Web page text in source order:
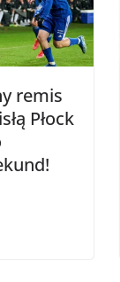
remis
Płock